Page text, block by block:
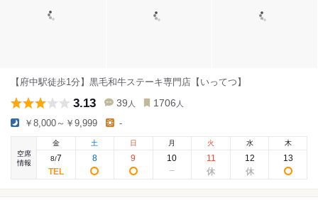
【府中駅徒歩1分】黒毛和牛ステーキ専門店【いってつ】
3.13 39 人 1706 人
￥8,000～￥9,999 -
空席
情報
金
8/7
土
8
日
9
月
10
火
11
水
12
木
13